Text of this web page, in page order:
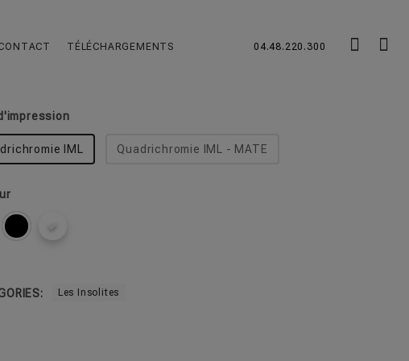
TÉLÉCHARGEMENTS 04.48.220.300
25 chevron_left
IML Quadrichromie IML - MATE
Les Insolites